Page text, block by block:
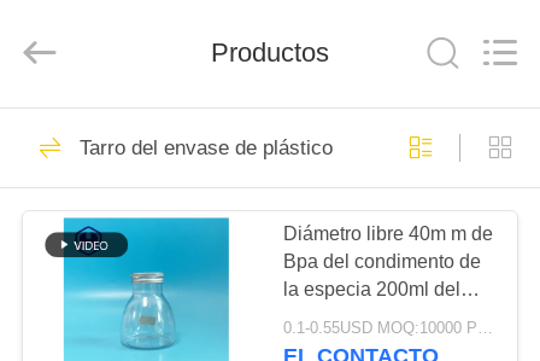
CASA
PRODUCTOS
Packing
Products
Tarro del envase de
plástico
518
Productos
Tarro del envase de plástico
Diámetro libre 40m m de
Bpa del condimento de
la especia 200ml del
tarro redondo del
envase de plástico
0.1-0.55USD MOQ:10000 PCS
EL CONTACTO